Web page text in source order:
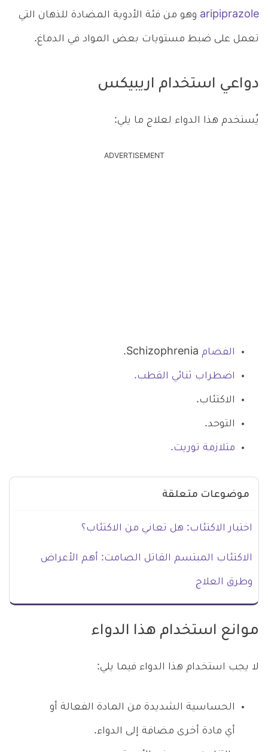
aripiprazole وهو من فئة الأدوية المضادة للذهان التي
تعمل على ضبط مستويات بعض المواد في الدماغ.
دواعي استخدام اريبيكس
يُستخدم هذا الدواء لعلاج ما يلي:
ADVERTISEMENT
الفصام
اضطراب ثنائي القطب.
الاكتئاب.
التوحد.
متلازمة توريت.
موضوعات متعلقة
اختبار الاكتئاب: هل تعاني من الاكتئاب؟
الاكتئاب المبتسم القاتل الصامت: أهم الأعراض
وطرق العلاج
موانع استخدام هذا الدواء
لا يجب استخدام هذا الدواء فيما يلي:
الحساسية الشديدة من المادة الفعالة أو
أي مادة أخرى مضافة إلى الدواء.